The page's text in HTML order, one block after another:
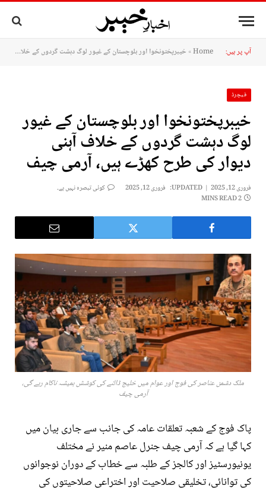
آپ پر ہیں: Home
» خیبرپختونخوا اور بلوچستان کے غیور لوگ دہشت گردوں کے خلاف آہنی دیوار کی طرح کھڑے ہیں، آرمی چیف
فیچرڈ
خیبرپختونخوا اور بلوچستان کے غیور
لوگ دہشت گردوں کے خلاف آہنی
دیوار کی طرح کھڑے ہیں، آرمی چیف
فروری 12, 2025 UPDATED: فروری 12, 2025
کوئی تبصرہ نہیں ہے۔
2 MINS READ
ملک دشمن عناصر کی فوج اور عوام میں خلیج ڈالنے کی کوشش ہمیشہ ناکام رہے گی،
آرمی چیف
پاک فوج کے شعبہ تعلقات عامہ کی جانب سے جاری بیان میں
کہا گیا ہے کہ آرمی چیف جنرل عاصم منیر نے مختلف
یونیورسٹیز اور کالجز کے طلبہ سے خطاب کے دوران نوجوانوں
کی توانائی، تخلیقی صلاحیت اور اختراعی صلاحیتوں کی